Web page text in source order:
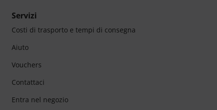
Servizi
Costi di trasporto e tempi di consegna
Aiuto
Vouchers
Contattaci
Entra nel negozio